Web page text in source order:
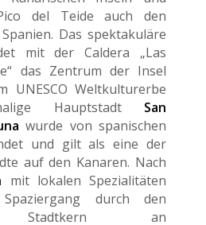
del Teide auch den
Das spektakuläre
mit der Caldera
„Las
das Zentrum der Insel
UNESCO Weltkulturerbe
Hauptstadt San
wurde von spanischen
und gilt als eine der
auf den Kanaren. Nach
mit lokalen Spezialitäten
durch den
Stadtkern an